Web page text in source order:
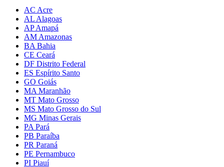
AC Acre
AL Alagoas
AP Amapá
AM Amazonas
BA Bahia
CE Ceará
DF Distrito Federal
ES Espírito Santo
GO Goiás
MA Maranhão
MT Mato Grosso
MS Mato Grosso do Sul
MG Minas Gerais
PA Pará
PB Paraíba
PR Paraná
PE Pernambuco
PI Piauí